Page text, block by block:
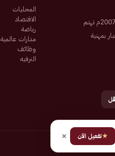
صحيفة إلكترونية سعودية تم تأسيسها عام 2007م تهتم
بمهنية
المحليات
الاقتصاد
رياضة
مدارات عالمية
وظائف
الترفيه
المالكة لصحيفة عاجل
★تفعيل الآن